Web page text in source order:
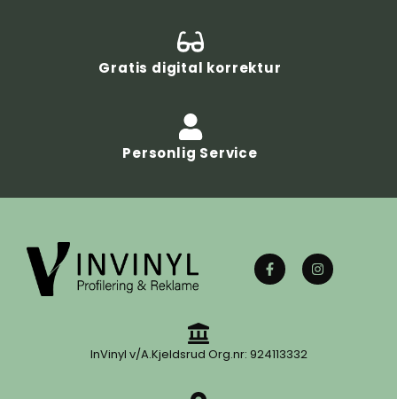
Gratis digital korrektur
Personlig Service
InVinyl v/A.Kjeldsrud Org.nr: 924113332